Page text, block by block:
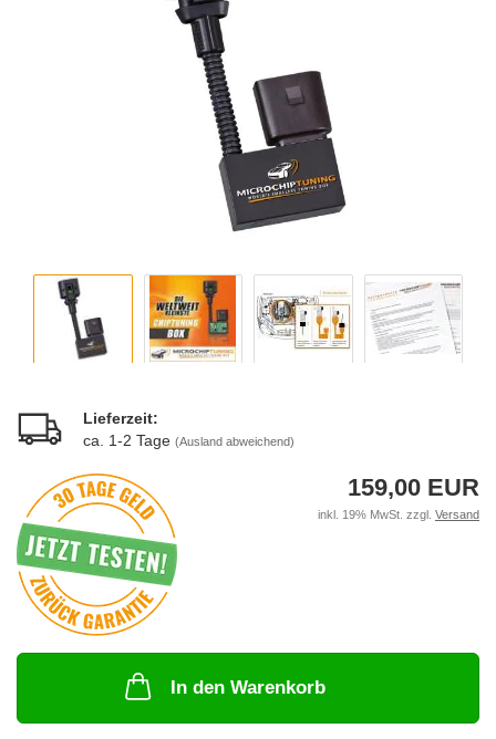
Lieferzeit:
ca. 1-2 Tage (Ausland abweichend)
159,00 EUR
inkl. 19% MwSt. zzgl. Versand
In den Warenkorb